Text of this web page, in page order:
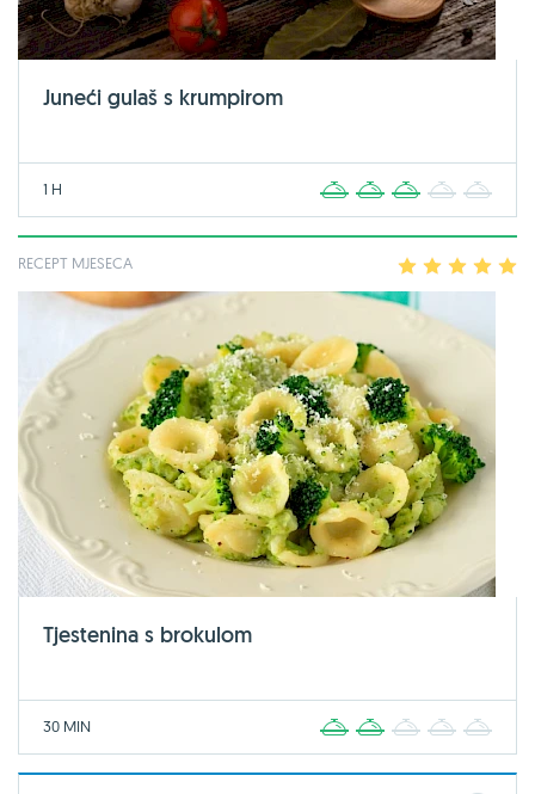
Juneći gulaš s krumpirom
1 H 2 3 4
RECEPT MJESECA 2 3 4
Tjestenina s brokulom
30 MIN 2 3 4